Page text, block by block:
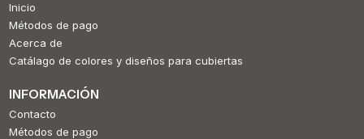
Inicio
Métodos de pago
Acerca de
Catálago de colores y diseños para cubiertas
INFORMACIÓN
Contacto
Métodos de pago